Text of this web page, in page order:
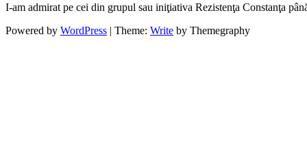
I-am admirat pe cei din grupul sau iniţiativa Rezistenţa Constanţa
Powered by WordPress | Theme: Write by Themegraphy